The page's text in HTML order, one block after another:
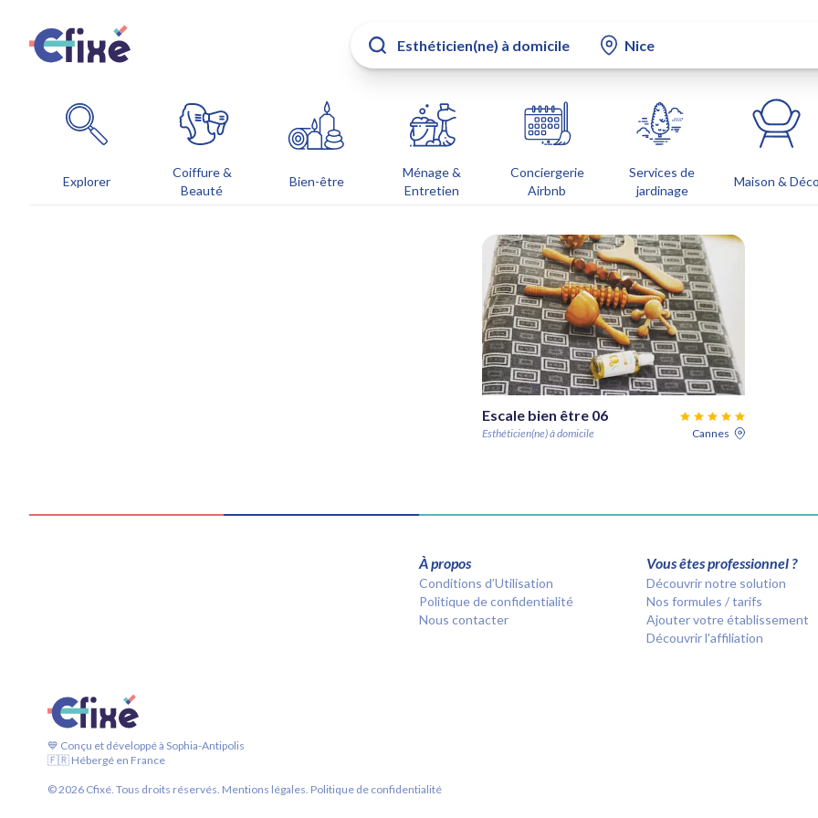
Explorer
Coiffure &
Beauté
Bien-être
Ménage &
Entretien
Conciergerie
Airbnb
Services de
jardinage
Maison & Déco
Escale bien être 06
Esthéticien(ne) à domicile Cannes
À propos
Conditions d’Utilisation
Politique de confidentialité
Nous contacter
Vous êtes professionnel ?
Découvrir notre solution
Nos formules / tarifs
Ajouter votre établissement
Découvrir l'affiliation
💙 Conçu et développé à Sophia-Antipolis
🇫🇷 Hébergé en France
©2026 Cfixé. Tous droits réservés. Mentions légales. Politique de confidentialité